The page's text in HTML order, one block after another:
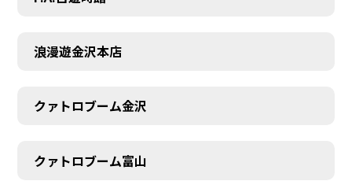
浪漫遊金沢本店
クァトロブーム金沢
クァトロブーム富山